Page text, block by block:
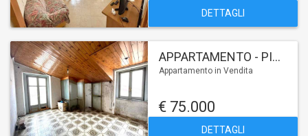
DETTAGLI
APPARTAMENTO - PIAZZA ROMA
Appartamento in Vendita
€ 75.000
DETTAGLI